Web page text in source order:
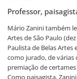
Professor,
Mário Zanini também
Artes de São Paulo
Paulista de Belas Artes
como jurado, de várias
premiação de
Como paisagista,